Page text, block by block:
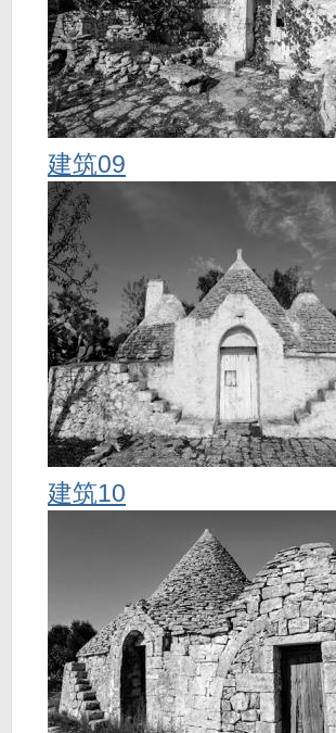
建筑09
建筑10